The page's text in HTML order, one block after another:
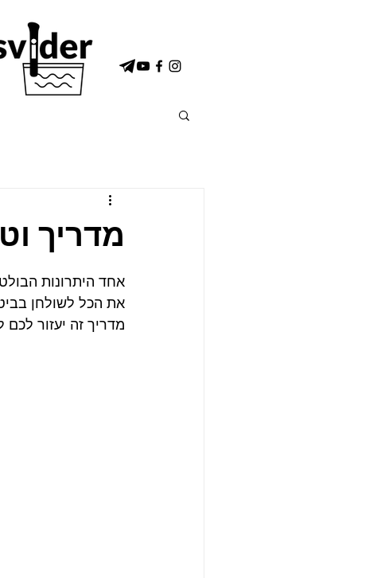
מדריך
אחד היתרונות
את הכל לשולחן
מדריך זה יעזור